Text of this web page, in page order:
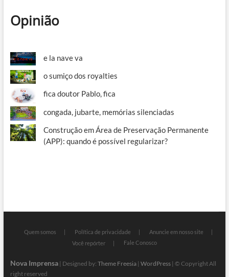
Opinião
e la nave va
o sumiço dos royalties
fica doutor Pablo, fica
congada, jubarte, memórias silenciadas
Construção em Área de Preservação Permanente
(APP): quando é possível regularizar?
Quem somos Política de privacidade
Anuncie em nosso site
Você repórter
Fale Conosco
Nova Imprensa| Designed by: Theme Freesia| WordPress| © Copyright All
right reserved